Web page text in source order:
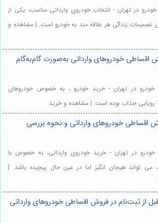
در تهران - انتخاب خودروی وارداتی مناسب، یکی از
تصمیمات زندگی هر علاقه مند به خودرو است. | مشاهده و
اقساطی خودروهای وارداتی به‌صورت گام‌به‌گام
در تهران - خرید خودرو ، به خصوص خودروهای
رویایی جذاب بوده است. | مشاهده و خرید
اقساطی خودروهای وارداتی و نحوه بررسی
در تهران - خرید خودروی وارداتی، به خصوص با
می تواند هیجان انگیز اما در عین حال پیچیده باشد. |
از ثبت‌نام در فروش اقساطی خودروهای وارداتی